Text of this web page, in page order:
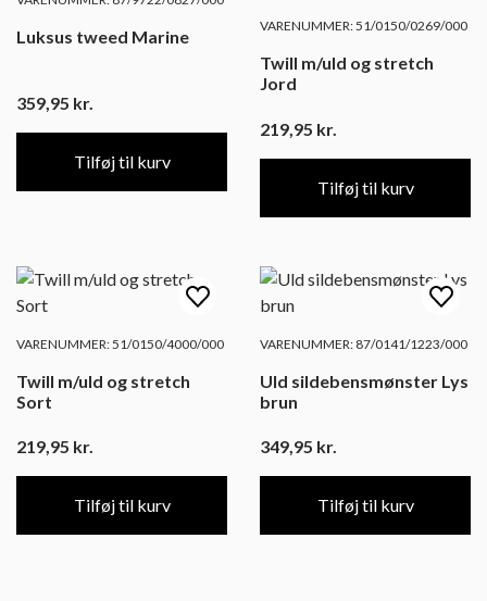
Luksus tweed Marine
359,95 kr.
Tilføj til kurv
VARENUMMER: 51/0150/0269/000
Twill m/uld og stretch
Jord
219,95 kr.
Tilføj til kurv
VARENUMMER: 51/0150/4000/000
Twill m/uld og stretch
Sort
219,95 kr.
Tilføj til kurv
VARENUMMER: 87/0141/1223/000
Uld sildebensmønster Lys
brun
349,95 kr.
Tilføj til kurv